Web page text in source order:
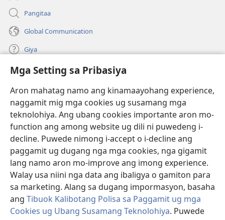
Mga Setting sa Pribasiya
Aron mahatag namo ang kinamaayohang experience,
naggamit mig mga cookies ug susamang mga
teknolohiya. Ang ubang cookies importante aron mo-
function ang among website ug dili ni puwedeng i-
decline. Puwede nimong i-accept o i-decline ang
paggamit ug dugang nga mga cookies, nga gigamit
lang namo aron mo-improve ang imong experience.
Walay usa niini nga data ang ibaligya o gamiton para
sa marketing. Alang sa dugang impormasyon, basaha
ang Tibuok Kalibotang Polisa sa Paggamit ug mga
Cookies ug Ubang Susamang Teknolohiya. Puwede
Pangitaa
Global Communication
Giya
Donasyon
(mo-
open
bag-
ong
window)
Watchtower ONLINE NGA LIBRARYA
(mo-
open
ug
bag-
window)
JW Hub
(mo-
open
ug
bag-
ong
window)
JW Library
Watchtower Library